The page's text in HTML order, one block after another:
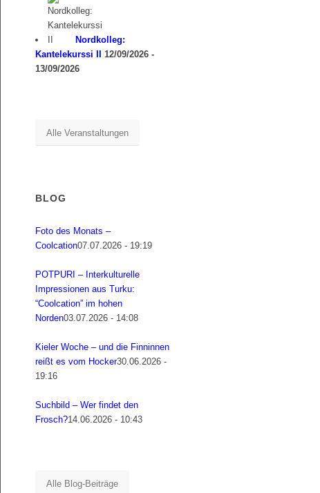
Nordkolleg:
Kantelekurssi II
12/09/2026 -
13/09/2026
Alle Veranstaltungen
BLOG
Foto des Monats –
Coolcation07.07.2026 - 19:19
POTPURI – Interkulturelle
Impressionen aus Turku:
“Coolcation” im hohen
Norden03.07.2026 - 14:08
Kieler Woche – und die Finninnen
reißt es vom Hocker30.06.2026 -
19:16
Suchbild – Wer findet den
Frosch?14.06.2026 - 10:43
Alle Blog-Beiträge